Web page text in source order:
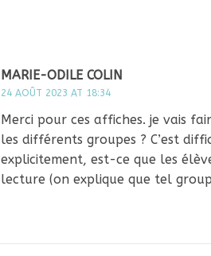
MARIE-ODILE COLIN
24 AOÛT 2023 AT 18:34
Merci pour ces affiches. je vais
les différents groupes ? C’est
explicitement, est-ce que les
lecture (on explique que tel